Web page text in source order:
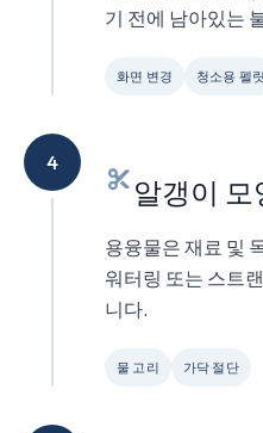
기 전에 남아있는
화면 변경 청소용 펠릿
4
알갱이
용융물은 재료 및
워터링 또는 스트
니다.
물 고리 가닥 절단